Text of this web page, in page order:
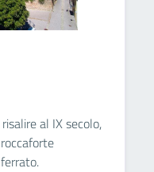
al IX secolo,